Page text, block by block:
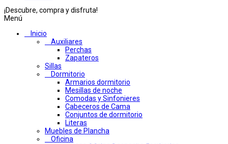
¡Descubre, compra y disfruta!
Menú
Inicio
Auxiliares
Perchas
Zapateros
Sillas
Dormitorio
Armarios dormitorio
Mesillas de noche
Comodas y Sinfonieres
Cabeceros de Cama
Conjuntos de dormitorio
Literas
Muebles de Plancha
Oficina